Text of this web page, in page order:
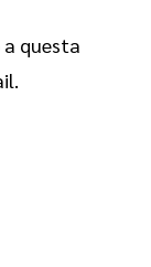
questa